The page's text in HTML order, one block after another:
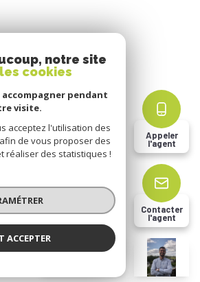
Jérémy BIDAUD
Appeler
l'agent
Contacter
l'agent
notre site
cookies
pendant
visite.
acceptez l'utilisation des
de vous proposer des
réaliser des statistiques !
ACCEPTER